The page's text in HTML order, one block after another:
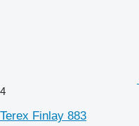
4
Terex Finlay 883